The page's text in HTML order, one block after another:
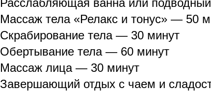
Массаж тела «Релакс и тонус» — 50
Скрабирование тела — 30 минут
Обертывание тела — 60 минут
Массаж лица — 30 минут
Завершающий отдых с чаем и